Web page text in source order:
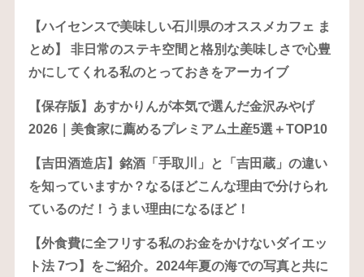
【ハイセンスで美味しい石川県のオススメカフェ ま
とめ】 非日常のステキ空間と格別な美味しさで心豊
かにしてくれる私のとっておきをアーカイブ
【保存版】あすかりんが本気で選んだ金沢みやげ
2026｜美食家に薦めるプレミアム土産5選＋TOP10
【吉田酒造店】銘酒「手取川」と「吉田蔵」の違い
を知っていますか？なるほどこんな理由で分けられ
ているのだ！うまい理由になるほど！
【外食費に全フリする私のお金をかけないダイエッ
ト法 7つ】をご紹介。2024年夏の海での写真と共に